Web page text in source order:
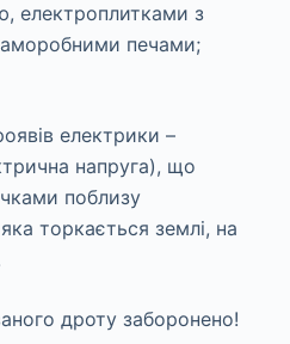
електроплитками з
печами;
електрики –
напруга), що
поблизу
яка торкається землі, на
дроту заборонено!